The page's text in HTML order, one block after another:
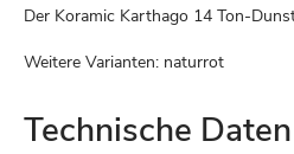
Der Koramic Karthago 14 Ton-
Weitere Varianten: naturrot
Technische Daten